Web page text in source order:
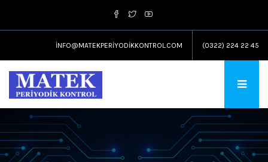
INFO@MATEKPERIYODIKKONTROL.COM (0322) 224 22 45